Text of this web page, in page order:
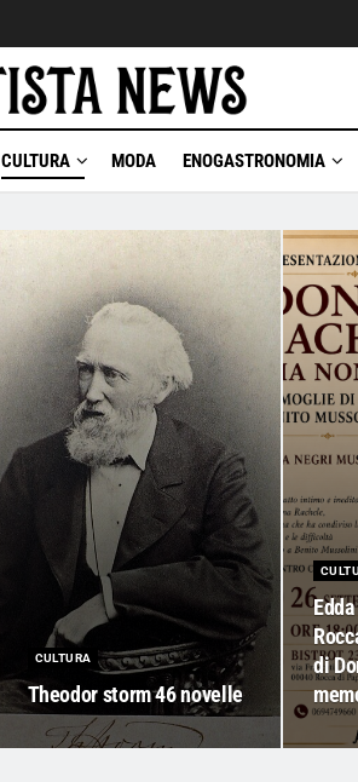
CULTURA MODA ENOGASTRONOMIA
CULTURA
Theodor storm 46 novelle
di